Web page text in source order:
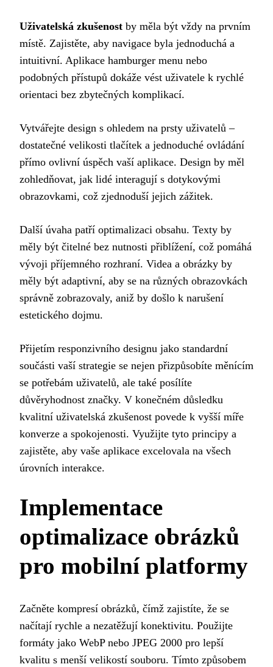
Uživatelská zkušenost by měla být vždy na prvním
místě. Zajistěte, aby navigace byla jednoduchá a
intuitivní. Aplikace hamburger menu nebo
podobných přístupů dokáže vést uživatele k rychlé
orientaci bez zbytečných komplikací.
Vytvářejte design s ohledem na prsty uživatelů –
dostatečné velikosti tlačítek a jednoduché ovládání
přímo ovlivní úspěch vaší aplikace. Design by měl
zohledňovat, jak lidé interagují s dotykovými
obrazovkami, což zjednoduší jejich zážitek.
Další úvaha patří optimalizaci obsahu. Texty by
měly být čitelné bez nutnosti přiblížení, což pomáhá
vývoji příjemného rozhraní. Videa a obrázky by
měly být adaptivní, aby se na různých obrazovkách
správně zobrazovaly, aniž by došlo k narušení
estetického dojmu.
Přijetím responzivního designu jako standardní
součásti vaší strategie se nejen přizpůsobíte měnícím
se potřebám uživatelů, ale také posílíte
důvěryhodnost značky. V konečném důsledku
kvalitní uživatelská zkušenost povede k vyšší míře
konverze a spokojenosti. Využijte tyto principy a
zajistěte, aby vaše aplikace excelovala na všech
úrovních interakce.
Implementace
optimalizace obrázků
pro mobilní platformy
Začněte kompresí obrázků, čímž zajistíte, že se
načítají rychle a nezatěžují konektivitu. Použijte
formáty jako WebP nebo JPEG 2000 pro lepší
kvalitu s menší velikostí souboru. Tímto způsobem